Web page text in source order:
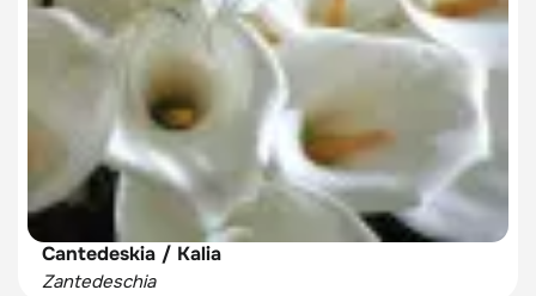
Cantedeskia / Kalia
Zantedeschia